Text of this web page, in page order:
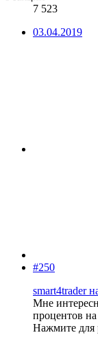
7 523
03.04.2019
#250
smart4trader
Мне
процентов на
Нажмите для